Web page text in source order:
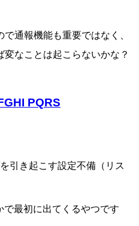
通報機能も重要ではなく、
なことは起こらないかな？
PQRS
引き起こす設定不備（リス
で最初に出てくるやつです